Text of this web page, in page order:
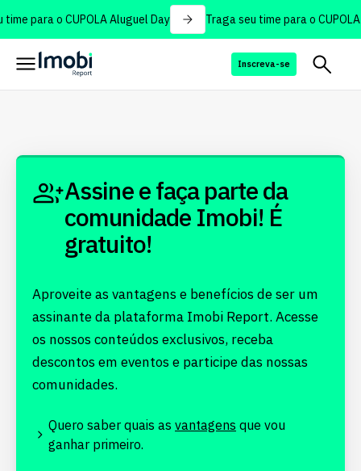
para o CUPOLA Aluguel Day Traga seu time para o CUPOLA
Inscreva-se
Assine e faça parte da
comunidade Imobi! É
gratuito!
Aproveite as vantagens e benefícios de ser um
assinante da plataforma Imobi Report. Acesse
os nossos conteúdos exclusivos, receba
descontos em eventos e participe das nossas
comunidades.
Quero saber quais as vantagens que vou
ganhar primeiro.